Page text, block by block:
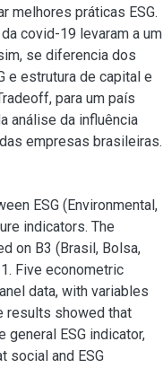
melhores práticas ESG.
covid-19 levaram a um
se diferencia dos
e estrutura de capital e
para um país
análise da influência
empresas brasileiras.
ESG (Environmental,
indicators. The
on B3 (Brasil, Bolsa,
Five econometric
data, with variables
results showed that
general ESG indicator,
social and ESG